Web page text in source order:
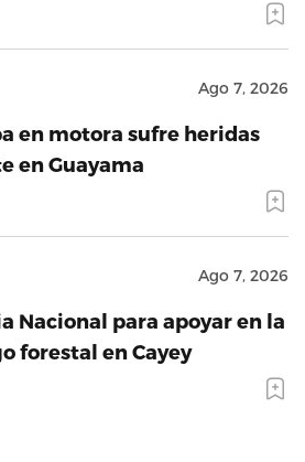
Ago 7, 2026
en motora sufre heridas
en Guayama
Ago 7, 2026
Nacional para apoyar en la
forestal en Cayey